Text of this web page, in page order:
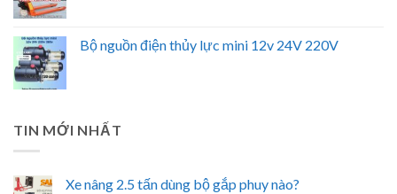
Bộ nguồn điện thủy lực mini 12v 24V 220V
TIN MỚI NHẤT
Xe nâng 2.5 tấn dùng bộ gắp phuy nào?